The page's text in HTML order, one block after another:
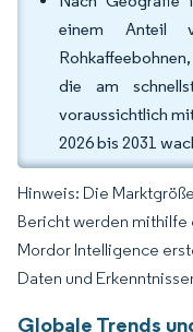
einem
die am
voraussichtlich
2026 bis 2031
Hinweis: Die
Bericht werden mithilfe
Mordor Intelligence
Daten und
Globale Trends